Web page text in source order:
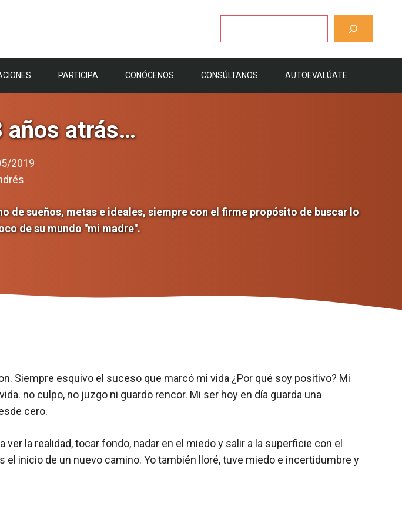
PARTICIPA CONÓCENOS CONSÚLTANOS AUTOEVALÚATE
años atrás…
2019
de sueños, metas e ideales, siempre con el firme propósito de buscar lo
de su mundo "mi madre".
Siempre esquivo el suceso que marcó mi vida ¿Por qué soy positivo? Mi
no culpo, no juzgo ni guardo rencor. Mi ser hoy en día guarda una
cero.
la realidad, tocar fondo, nadar en el miedo y salir a la superficie con el
inicio de un nuevo camino. Yo también lloré, tuve miedo e incertidumbre y